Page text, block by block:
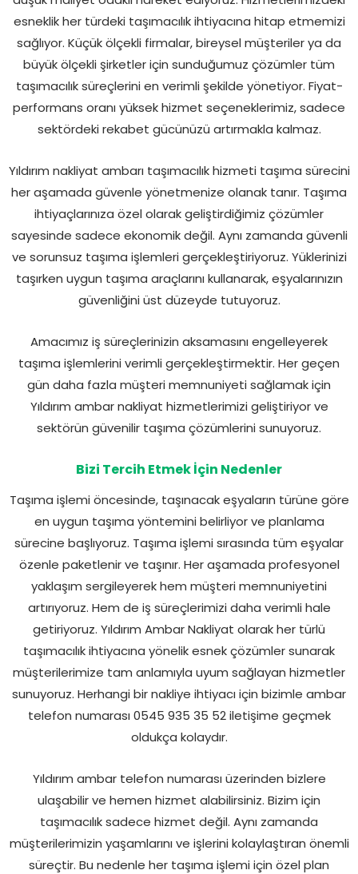
esneklik her türdeki taşımacılık ihtiyacına hitap etmemizi
sağlıyor. Küçük ölçekli firmalar, bireysel müşteriler ya da
büyük ölçekli şirketler için sunduğumuz çözümler tüm
taşımacılık süreçlerini en verimli şekilde yönetiyor. Fiyat-
performans oranı yüksek hizmet seçeneklerimiz, sadece
sektördeki rekabet gücünüzü artırmakla kalmaz.
Yıldırım nakliyat ambarı taşımacılık hizmeti taşıma sürecini
her aşamada güvenle yönetmenize olanak tanır. Taşıma
ihtiyaçlarınıza özel olarak geliştirdiğimiz çözümler
sayesinde sadece ekonomik değil. Aynı zamanda güvenli
ve sorunsuz taşıma işlemleri gerçekleştiriyoruz. Yüklerinizi
taşırken uygun taşıma araçlarını kullanarak, eşyalarınızın
güvenliğini üst düzeyde tutuyoruz.
Amacımız iş süreçlerinizin aksamasını engelleyerek
taşıma işlemlerini verimli gerçekleştirmektir. Her geçen
gün daha fazla müşteri memnuniyeti sağlamak için
Yıldırım ambar nakliyat hizmetlerimizi geliştiriyor ve
sektörün güvenilir taşıma çözümlerini sunuyoruz.
Bizi Tercih Etmek İçin Nedenler
Taşıma işlemi öncesinde, taşınacak eşyaların türüne göre
en uygun taşıma yöntemini belirliyor ve planlama
sürecine başlıyoruz. Taşıma işlemi sırasında tüm eşyalar
özenle paketlenir ve taşınır. Her aşamada profesyonel
yaklaşım sergileyerek hem müşteri memnuniyetini
artırıyoruz. Hem de iş süreçlerimizi daha verimli hale
getiriyoruz. Yıldırım Ambar Nakliyat olarak her türlü
taşımacılık ihtiyacına yönelik esnek çözümler sunarak
müşterilerimize tam anlamıyla uyum sağlayan hizmetler
sunuyoruz. Herhangi bir nakliye ihtiyacı için bizimle ambar
telefon numarası 0545 935 35 52 iletişime geçmek
oldukça kolaydır.
Yıldırım ambar telefon numarası üzerinden bizlere
ulaşabilir ve hemen hizmet alabilirsiniz. Bizim için
taşımacılık sadece hizmet değil. Aynı zamanda
müşterilerimizin yaşamlarını ve işlerini kolaylaştıran önemli
süreçtir. Bu nedenle her taşıma işlemi için özel plan